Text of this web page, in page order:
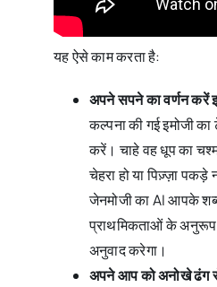
यह ऐसे काम करता है:
अपने सपने का वर्णन करें
कल्पना की गई इमोजी
करें। चाहे वह धूप का
चेहरा हो या पिज़्ज़ा पकड़े
जेनमोजी का AI आपके
प्राथमिकताओं के अनुरूप
अनुवाद करेगा।
अपने आप को अनोखे ढंग